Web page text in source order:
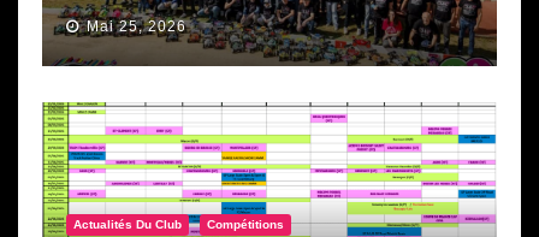
Mai 25, 2026
Actualités Du Club Compétitions